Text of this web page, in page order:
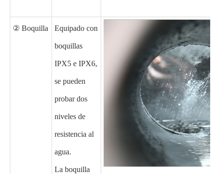
② Boquilla Equipado con
boquillas
IPX5 e IPX6,
se pueden
probar dos
niveles de
resistencia al
agua.
La boquilla